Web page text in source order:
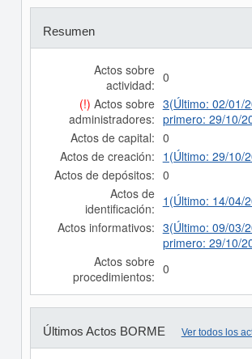
Resumen
Actos sobre
actividad: 0
(!) Actos sobre
administradores:
3(Último: 02/01/
primero: 29/10/
Actos de capital: 0
Actos de creación: 1(Último: 29/10/
Actos de depósitos: 0
Actos de
identificación: 1(Último: 14/04/
Actos informativos: 3(Último: 09/03/
primero: 29/10/
Actos sobre
procedimientos: 0
Últimos Actos BORME Ver todos los